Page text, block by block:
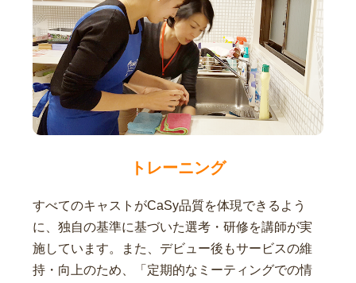
トレーニング
すべてのキャストがCaSy品質を体現できるよう
に、独自の基準に基づいた選考・研修を講師が実
施しています。また、デビュー後もサービスの維
持・向上のため、「定期的なミーティングでの情